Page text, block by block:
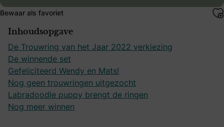
Bewaar als favoriet
Inhoudsopgave
De Trouwring van het Jaar 2022 verkiezing
De winnende set
Gefeliciteerd Wendy en Mats!
Nog geen trouwringen uitgezocht
Labradoodle puppy brengt de ringen
Nog meer winnen